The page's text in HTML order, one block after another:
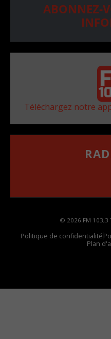
ABONNEZ-
Téléchargez notre
© 2026 FM
Politique de confidentialité
Plan